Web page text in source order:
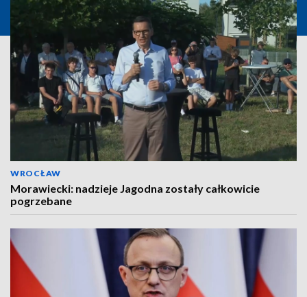
WROCŁAW
Morawiecki: nadzieje Jagodna zostały całkowicie
pogrzebane